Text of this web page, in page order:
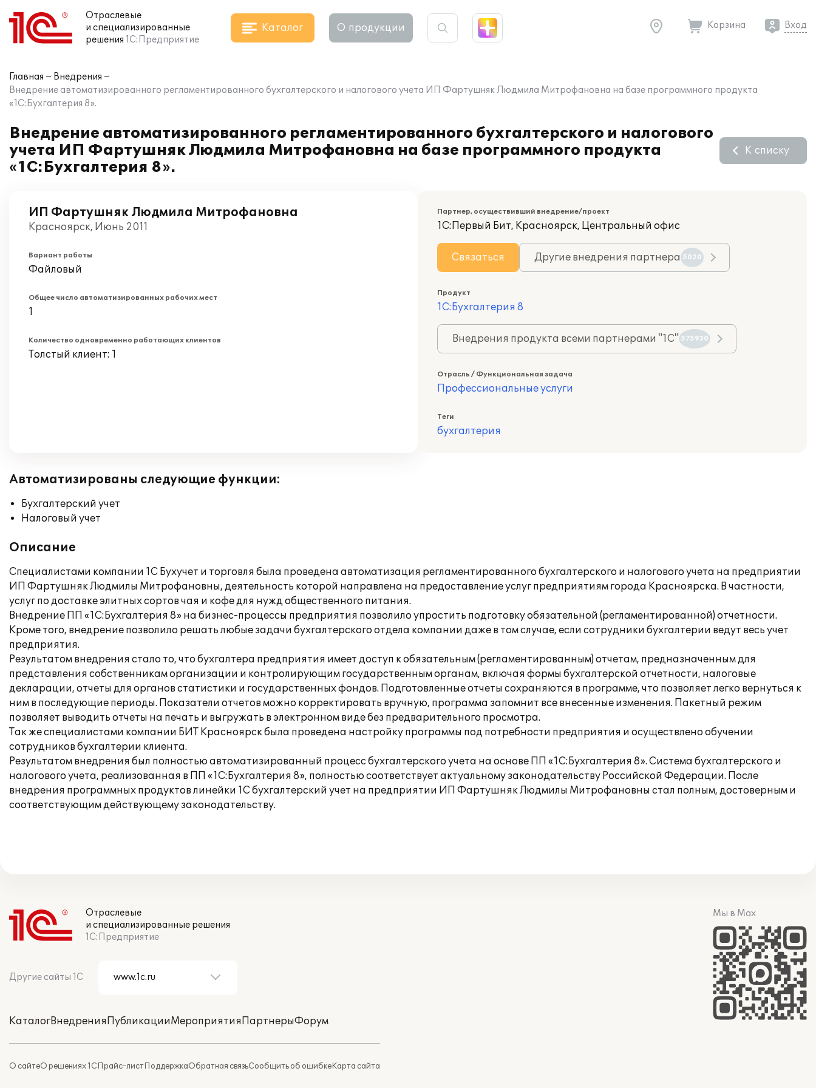
Отраслевые
и специализированные
решения 1С:Предприятие
Каталог О продукции Корзина Вход
Главная
Внедрения
Внедрение автоматизированного регламентированного бухгалтерского и налогового учета ИП Фартушняк Людмила Митрофановна на базе программного продукта
«1С:Бухгалтерия 8».
Внедрение автоматизированного регламентированного бухгалтерского и налогового
учета ИП Фартушняк Людмила Митрофановна на базе программного продукта
«1С:Бухгалтерия 8».
К списку
ИП Фартушняк Людмила Митрофановна
Красноярск, Июнь 2011
Вариант работы
Файловый
Общее число автоматизированных рабочих мест
1
Количество одновременно работающих клиентов
Толстый клиент: 1
Партнер, осуществивший внедрение/проект
1С:Первый Бит, Красноярск, Центральный офис
Связаться Другие внедрения партнера 5020
Продукт
1С:Бухгалтерия 8
Внедрения продукта всеми партнерами "1С" 575930
Отрасль / Функциональная задача
Профессиональные услуги
Теги
бухгалтерия
Автоматизированы следующие функции:
Бухгалтерский учет
Налоговый учет
Описание
Специалистами компании 1С Бухучет и торговля была проведена автоматизация регламентированного бухгалтерского и налогового учета на предприятии
ИП Фартушняк Людмилы Митрофановны, деятельность которой направлена на предоставление услуг предприятиям города Красноярска. В частности,
услуг по доставке элитных сортов чая и кофе для нужд общественного питания.
Внедрение ПП «1С:Бухгалтерия 8» на бизнес-процессы предприятия позволило упростить подготовку обязательной (регламентированной) отчетности.
Кроме того, внедрение позволило решать любые задачи бухгалтерского отдела компании даже в том случае, если сотрудники бухгалтерии ведут весь учет
предприятия.
Результатом внедрения стало то, что бухгалтера предприятия имеет доступ к обязательным (регламентированным) отчетам, предназначенным для
представления собственникам организации и контролирующим государственным органам, включая формы бухгалтерской отчетности, налоговые
декларации, отчеты для органов статистики и государственных фондов. Подготовленные отчеты сохраняются в программе, что позволяет легко вернуться к
ним в последующие периоды. Показатели отчетов можно корректировать вручную, программа запомнит все внесенные изменения. Пакетный режим
позволяет выводить отчеты на печать и выгружать в электронном виде без предварительного просмотра.
Так же специалистами компании БИТ Красноярск была проведена настройку программы под потребности предприятия и осуществлено обучении
сотрудников бухгалтерии клиента.
Результатом внедрения был полностью автоматизированный процесс бухгалтерского учета на основе ПП «1С:Бухгалтерия 8». Система бухгалтерского и
налогового учета, реализованная в ПП «1С:Бухгалтерия 8», полностью соответствует актуальному законодательству Российской Федерации. После
внедрения программных продуктов линейки 1С бухгалтерский учет на предприятии ИП Фартушняк Людмилы Митрофановны стал полным, достоверным и
соответствующим действующему законодательству.
Отраслевые
и специализированные решения
1С:Предприятие
Другие сайты 1С
КаталогВнедренияПубликацииМероприятияПартнерыФорум
О сайтеО решениях 1СПрайс-листПоддержкаОбратная связьСообщить об ошибкеКарта сайта
Мы в Max